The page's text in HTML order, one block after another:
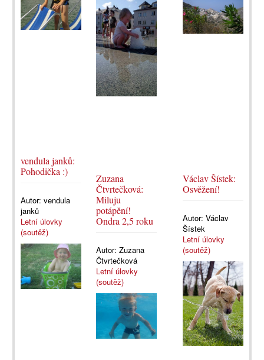
vendula janků:
Pohodička :)
Autor: vendula
janků
Letní úlovky
(soutěž)
Zuzana
Čtvrtečková:
Miluju
potápění!
Ondra 2,5 roku
Autor:Zuzana
Čtvrtečková
Letní úlovky
(soutěž)
Václav Šístek:
Osvěžení!
Autor:Václav
Šístek
Letní úlovky
(soutěž)